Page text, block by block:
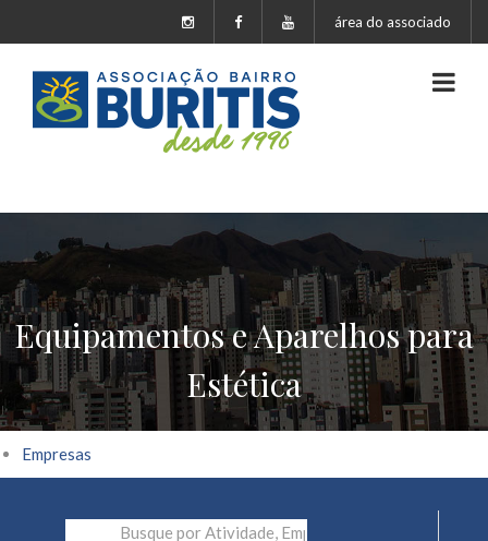
área do associado
Equipamentos e Aparelhos para
Estética
Empresas